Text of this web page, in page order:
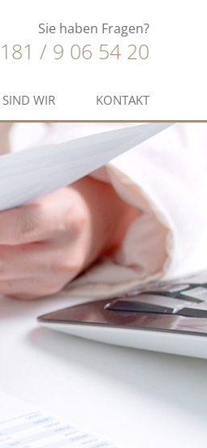
Sie haben Fragen?
/ 9 06 54 20
SIND WIR KONTAKT